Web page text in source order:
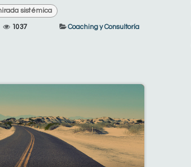
sistémica
1037 Coaching y Consultoría